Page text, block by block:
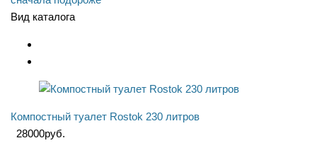
Вид каталога
Компостный туалет Rostok 230 литров
28000руб.